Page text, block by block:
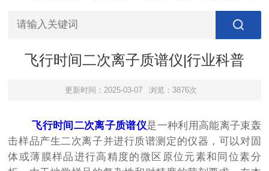
飞行时间二次离子质谱仪|行业科普
更新时间：2025-03-07 浏览：3876次
飞行时间二次离子质谱仪是一种利用高能离子束轰
击样品产生二次离子并进行质谱测定的仪器，可以对固
体或薄膜样品进行高精度的微区原位元素和同位素分